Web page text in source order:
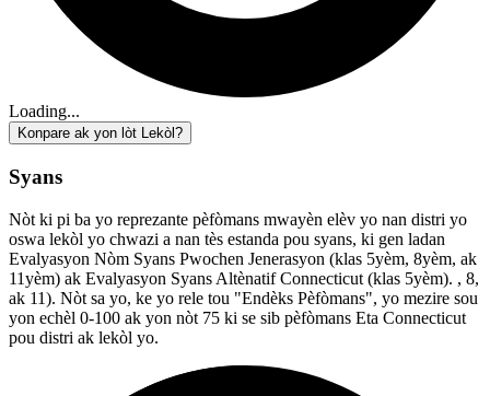
Loading...
Konpare ak yon lòt Lekòl?
Syans
Nòt ki pi ba yo reprezante pèfòmans mwayèn elèv yo nan distri yo
oswa lekòl yo chwazi a nan tès estanda pou syans, ki gen ladan
Evalyasyon Nòm Syans Pwochen Jenerasyon (klas 5yèm, 8yèm, ak
11yèm) ak Evalyasyon Syans Altènatif Connecticut (klas 5yèm). , 8,
ak 11). Nòt sa yo, ke yo rele tou "Endèks Pèfòmans", yo mezire sou
yon echèl 0-100 ak yon nòt 75 ki se sib pèfòmans Eta Connecticut
pou distri ak lekòl yo.